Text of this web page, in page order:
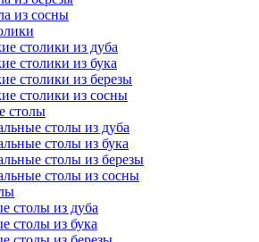
из сосны
столики из дуба
столики из бука
столики из березы
столики из сосны
столы
столы из дуба
столы из бука
столы из березы
столы из сосны
столы из дуба
столы из бука